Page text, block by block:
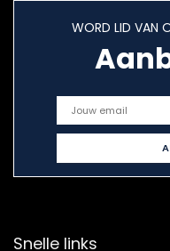
WORD LID VAN
Snelle links